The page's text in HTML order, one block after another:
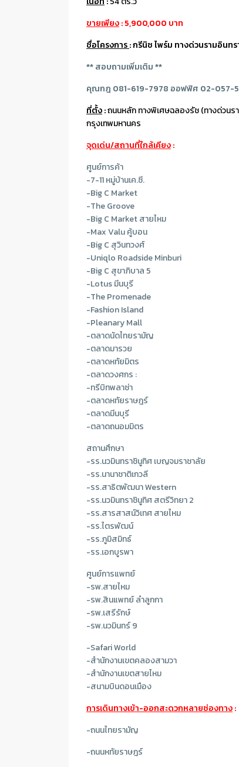
ขายเพียง: 5,900,000 บาท
ชื่อโครงการ: กรีนิช ไพร์ม ทางด่วนรามอิน
** สอบถามเพิ่มเติม **
คุณกฎ 081-619-7978 ออฟฟิศ 02-057-
ที่ตั้ง:ถนนหลัก ทางพิเศษฉลองรัช (ทางด่วน
กรุงเทพมหานคร
จุดเด่น/สถานที่ใกล้เคียง:
ศูนย์การค้า
-7-11 หมู่บ้านเค.ซี.
-Big C Market
-The Groove
-Big C Market สายไหม
-Max Valu คู้บอน
-Big C สุวินทวงศ์
-Uniqlo Roadside Minburi
-Big C สุขาภิบาล 5
-Lotus มีนบุรี
-The Promenade
-Fashion Island
-Pleanary Mall
-ตลาดนัดไทยรามัญ
-ตลาดมารวย
-ตลาดหทัยมิตร
-ตลาดวงศกร :
-ทรีบิทพลาซ่า
-ตลาดหทัยราษฎร์
-ตลาดมีนบุรี
-ตลาดถนอมมิตร
สถานศึกษา
-รร.นวมินทราชินูทิศ เบญจมราชาลัย
-รร.นานาชาติเกวลี
-รร.สาธิตพัฒนา Western
-รร.นวมินทราชินูทิศ สตรีวิทยา 2
-รร.สารสาสน์วิเทศ สายไหม
-รร.ไตรพัฒน์
-รร.ภูมิสมิทธ์
-รร.เอกบูรพา
ศูนย์การแพทย์
-รพ.สายไหม
-รพ.สินแพทย์ ลำลูกกา
-รพ.เสรีรักษ์
-รพ.นวมินทร์ 9
-Safari World
-สำนักงานเขตคลองสามวา
-สำนักงานเขตสายไหม
-สนามบินดอนเมือง
การเดินทางเข้า-ออกสะดวกหลายช่องทาง:
-ถนนไทยรามัญ
-ถนนหทัยราษฎร์